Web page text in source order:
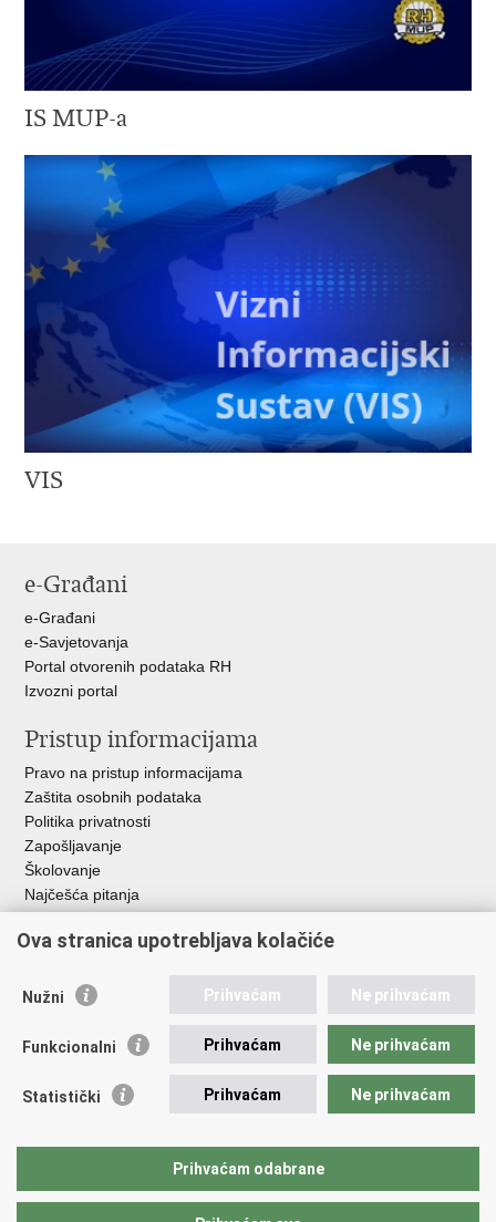
IS MUP-a
VIS
e-Građani
e-Građani
e-Savjetovanja
Portal otvorenih podataka RH
Izvozni portal
Pristup informacijama
Pravo na pristup informacijama
Zaštita osobnih podataka
Politika privatnosti
Zapošljavanje
Školovanje
Najčešća pitanja
Važne poveznice
EMN Nacionalna kontaktna točka za Republiku Hrvatsku
Policijska akademija
Zaklada policijske solidarnosti
Udruge
Ova stranica upotrebljava kolačiće
Nužni Prihvaćam Ne prihvaćam
Funkcionalni Prihvaćam Ne prihvaćam
Statistički Prihvaćam Ne prihvaćam
Prihvaćam odabrane